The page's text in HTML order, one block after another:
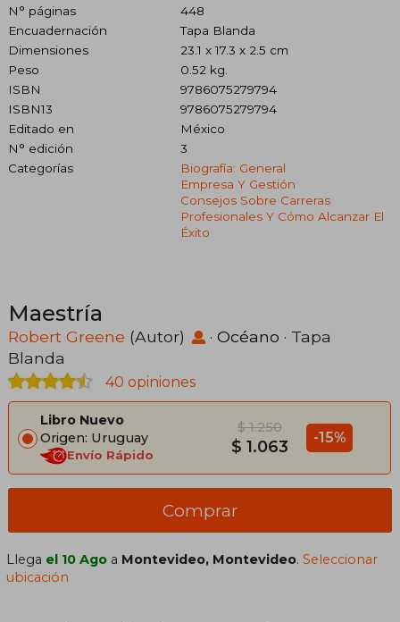
N° páginas
448
Encuadernación
Tapa Blanda
Dimensiones
23.1 x 17.3 x 2.5 cm
Peso
0.52 kg.
ISBN
9786075279794
ISBN13
9786075279794
Editado en
México
N° edición
3
Categorías
Biografía: General
Empresa Y Gestión
Consejos Sobre Carreras
Profesionales Y Cómo Alcanzar El
Éxito
Maestría
Robert Greene (Autor) · Océano · Tapa
Blanda
40 opiniones
Libro Nuevo
Origen: Uruguay
Envío Rápido
$ 1.250
$ 1.063 -15%
Comprar
Llega el 10 Ago a Montevideo, Montevideo.Seleccionar
ubicación